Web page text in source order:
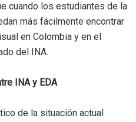
cuando los estudiantes de la
más fácilmente encontrar
en Colombia y en el
del INA.
INA y EDA
de la situación actual